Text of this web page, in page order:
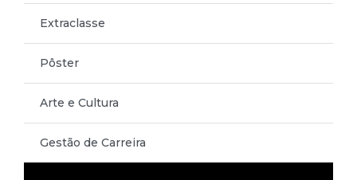
Extraclasse
Pôster
Arte e Cultura
Gestão de Carreira